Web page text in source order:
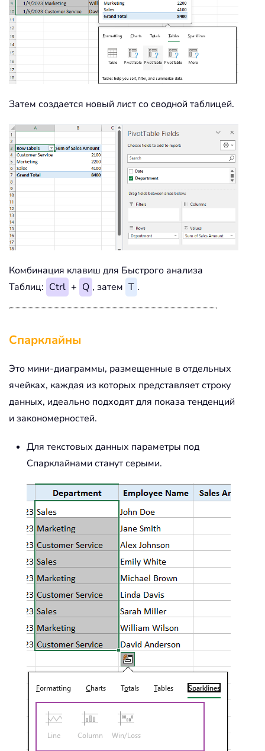
Затем создается новый лист со сводной таблицей.
Комбинация клавиш для Быстрого анализа
Таблиц: Ctrl + Q , затем T .
Спарклайны
Это мини-диаграммы, размещенные в отдельных
ячейках, каждая из которых представляет строку
данных, идеально подходят для показа тенденций
и закономерностей.
Для текстовых данных параметры под
Спарклайнами станут серыми.